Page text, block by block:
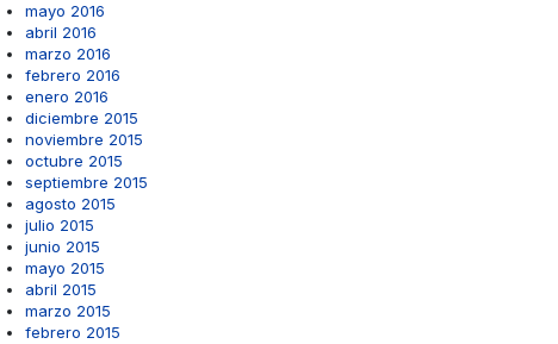
mayo 2016
abril 2016
marzo 2016
febrero 2016
enero 2016
diciembre 2015
noviembre 2015
octubre 2015
septiembre 2015
agosto 2015
julio 2015
junio 2015
mayo 2015
abril 2015
marzo 2015
febrero 2015